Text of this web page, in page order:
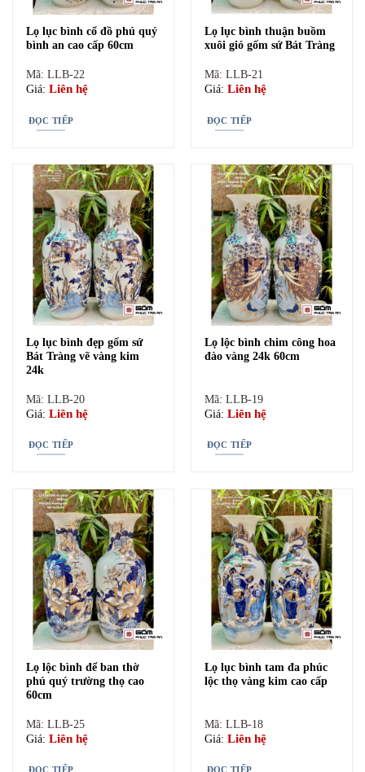
Bình hoa trên bàn thờ vàng sen phú quý
đạo trên nền men sứ trắng hoặc ngả vàng là xanh lam và điểm
vàng kim. Linh điểu trở nên có thần hơn bao giờ hết dưới bàn tay
điêu luyện của người nghệ nhân..
Bình hoa thắp hương vẽ chim khổng tước
Bình hoa thắp hương thuận buồm xuôi gió: Biểu tượng
thuộn buồm xuôi gió tựa như một lời thỉnh cầu, một mong muốn
tổ tiên phù hộ độ trì, che trở cho cháu con thuận buồm xuôi gió.
Lọ lục bình cổ đồ phú quý
bình an cao cấp 60cm
Mã: LLB-22
Giá:Liên hệ
ĐỌC TIẾP
Lọ lục bình thuận buồm
xuôi gió gốm sứ Bát Tràng
Mã: LLB-21
Giá:Liên hệ
ĐỌC TIẾP
Lọ lục bình đẹp gốm sứ
Bát Tràng vẽ vàng kim
24k
Mã: LLB-20
Giá:Liên hệ
ĐỌC TIẾP
Lọ lộc bình chim công hoa
đào vàng 24k 60cm
Mã: LLB-19
Giá:Liên hệ
ĐỌC TIẾP
Lọ lộc bình để ban thờ
phú quý trường thọ cao
60cm
Mã: LLB-25
Giá:Liên hệ
ĐỌC TIẾP
Lọ lục bình tam đa phúc
lộc thọ vàng kim cao cấp
Mã: LLB-18
Giá:Liên hệ
ĐỌC TIẾP